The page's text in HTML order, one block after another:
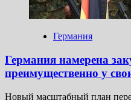
Германия
Германия намерена
преимущественно у
Новый масштабный план